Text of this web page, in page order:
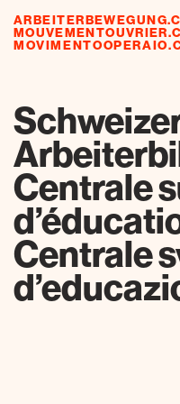
ressourcen
Centrale
Centrale